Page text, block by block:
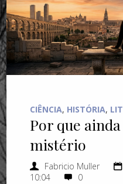
CIÊNCIA, HISTÓRIA,
Por que
mistério
Fabricio Muller
10:04
0